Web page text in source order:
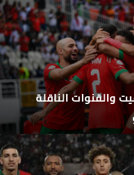
والقنوات الناقلة